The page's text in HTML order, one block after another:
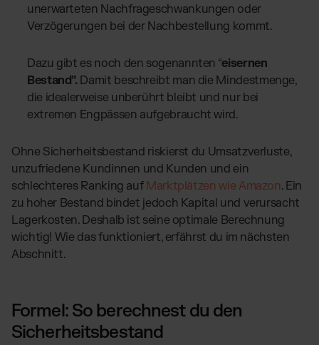
unerwarteten Nachfrageschwankungen oder
Verzögerungen bei der Nachbestellung kommt.
Dazu gibt es noch den sogenannten “eisernen
Bestand”. Damit beschreibt man die Mindestmenge,
die idealerweise unberührt bleibt und nur bei
extremen Engpässen aufgebraucht wird.
Ohne Sicherheitsbestand riskierst du Umsatzverluste,
unzufriedene Kundinnen und Kunden und ein
schlechteres Ranking auf Marktplätzen wie Amazon. Ein
zu hoher Bestand bindet jedoch Kapital und verursacht
Lagerkosten. Deshalb ist seine optimale Berechnung
wichtig! Wie das funktioniert, erfährst du im nächsten
Abschnitt.
Formel: So berechnest du den
Sicherheitsbestand